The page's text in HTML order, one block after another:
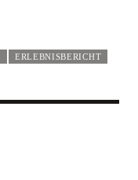
ERLEBNISBERICHT